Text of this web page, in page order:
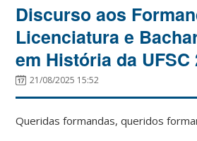
Discurso aos
Licenciatura e
em História da UFSC
21/08/2025 15:52
Queridas formandas, queridos